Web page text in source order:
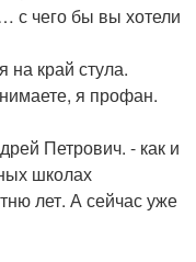
с чего бы вы хотели
на край стула.
я профан.
Петрович. - как и
школах
лет. А сейчас уже